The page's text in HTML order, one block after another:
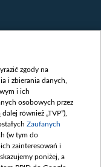
zgody na
i zbierania danych,
i ich
osobowych przez
również „TVP”),
Zaufanych
(w tym do
zainteresowań i
poniżej, a